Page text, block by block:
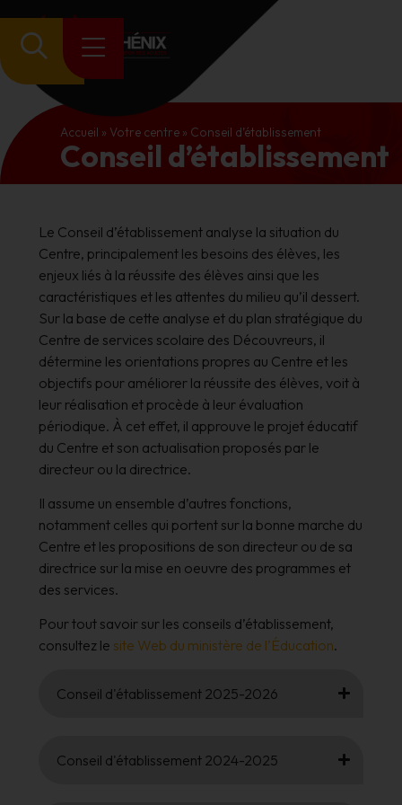
Accueil » Votre centre » Conseil d’établissement
Conseil d’établissement
Le Conseil d’établissement analyse la situation du
Centre, principalement les besoins des élèves, les
enjeux liés à la réussite des élèves ainsi que les
caractéristiques et les attentes du milieu qu’il dessert.
Sur la base de cette analyse et du plan stratégique du
Centre de services scolaire des Découvreurs, il
détermine les orientations propres au Centre et les
objectifs pour améliorer la réussite des élèves, voit à
leur réalisation et procède à leur évaluation
périodique. À cet effet, il approuve le projet éducatif
du Centre et son actualisation proposés par le
directeur ou la directrice.
Il assume un ensemble d’autres fonctions,
notamment celles qui portent sur la bonne marche du
Centre et les propositions de son directeur ou de sa
directrice sur la mise en oeuvre des programmes et
des services.
Pour tout savoir sur les conseils d’établissement,
consultez le site Web du ministère de l’Éducation.
Conseil d'établissement 2025-2026
Conseil d'établissement 2024-2025